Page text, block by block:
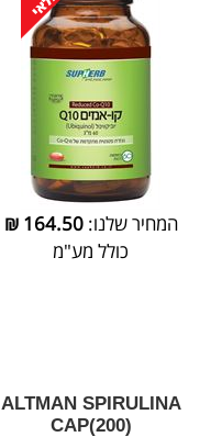
המחיר שלנו:164.50
₪
כולל מע"מ
‎ALTMAN‎ ‎SPIRULINA‎
‎CAP‎(‎200‎)